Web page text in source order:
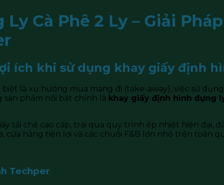
Cà Phê 2 Ly – Giải
ích khi sử dụng khay giấy định
là xu hướng mua mang đi (take-away), việc sử
phẩm nổi bật chính là khay giấy định hình đựng
tái chế cao cấp, trải qua quy trình ép nhiệt hiện đại,
cửa hàng tiện lợi và các chuỗi F&B lớn nhỏ trên toàn
Techper